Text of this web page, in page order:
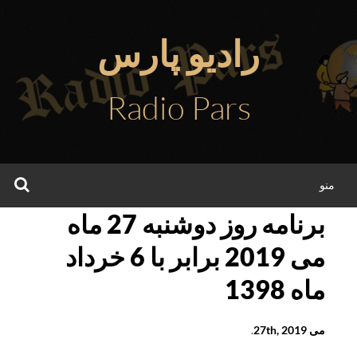
محتوا
رادیو پارس
Radio Pars
منو
برنامه روز دوشنبه 27 ماه
می 2019 برابر با 6 خرداد
ماه 1398
می 27th, 2019 .